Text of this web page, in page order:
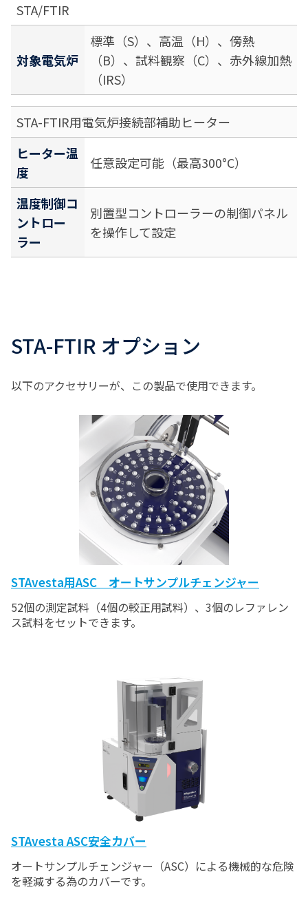
STA/FTIR
対象電気炉
標準（S）、高温（H）、傍熱
（B）、試料観察（C）、赤外線加熱
（IRS）
STA-FTIR用電気炉接続部補助ヒーター
ヒーター温
度
任意設定可能（最高300°C）
温度制御コ
ントロー
ラー
別置型コントローラーの制御パネル
を操作して設定
STA-FTIR オプション
以下のアクセサリーが、この製品で使用できます。
STAvesta用ASC オートサンプルチェンジャー
52個の測定試料（4個の較正用試料）、3個のレファレン
ス試料をセットできます。
STAvesta ASC安全カバー
オートサンプルチェンジャー（ASC）による機械的な危険
を軽減する為のカバーです。